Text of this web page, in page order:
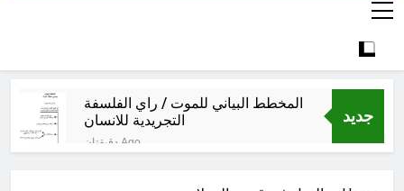
جديد
المخطط البياني للموت / راي الفلسفة
التجريدية للانسان
دقيقتان Ago